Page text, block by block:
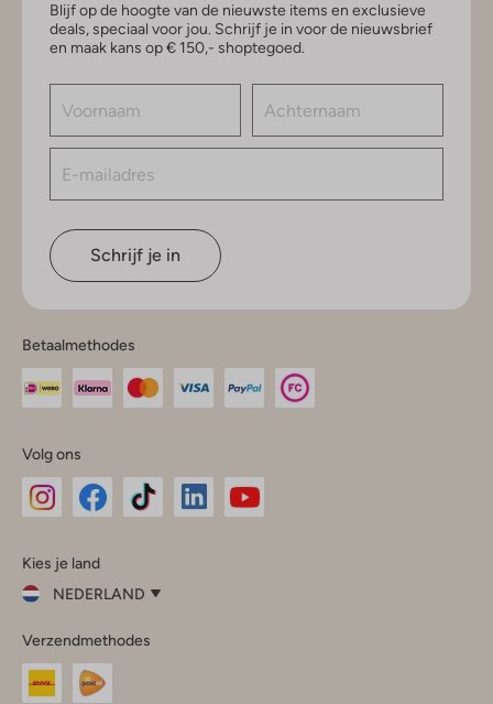
Blijf op de hoogte van de nieuwste items en exclusieve
deals, speciaal voor jou. Schrijf je in voor de nieuwsbrief
en maak kans op € 150,- shoptegoed.
Schrijf je in
Betaalmethodes
Volg ons
InstagramFacebook
Kies je land
NEDERLAND
je
land
Nederland
Verzendmethodes